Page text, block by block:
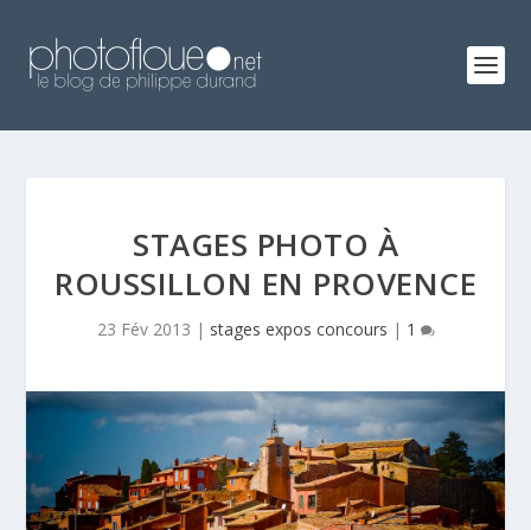
STAGES PHOTO À
ROUSSILLON EN PROVENCE
23 Fév 2013 | stages expos concours | 1